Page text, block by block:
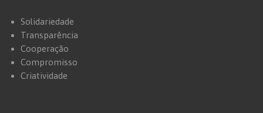
Solidariedade
Transparência
Cooperação
Compromisso
Criatividade